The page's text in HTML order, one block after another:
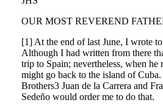
OUR MOST REVEREND
[1] At the end of last June, I wrote
Although I had written from there
trip to Spain; nevertheless, when
might go back to the island of
Brothers3 Juan de la Carrera and
Sedeño would order me to do that.